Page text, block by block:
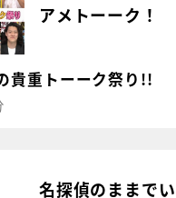
アメトーーク！
貴重トーーク祭り!!
名探偵のままで